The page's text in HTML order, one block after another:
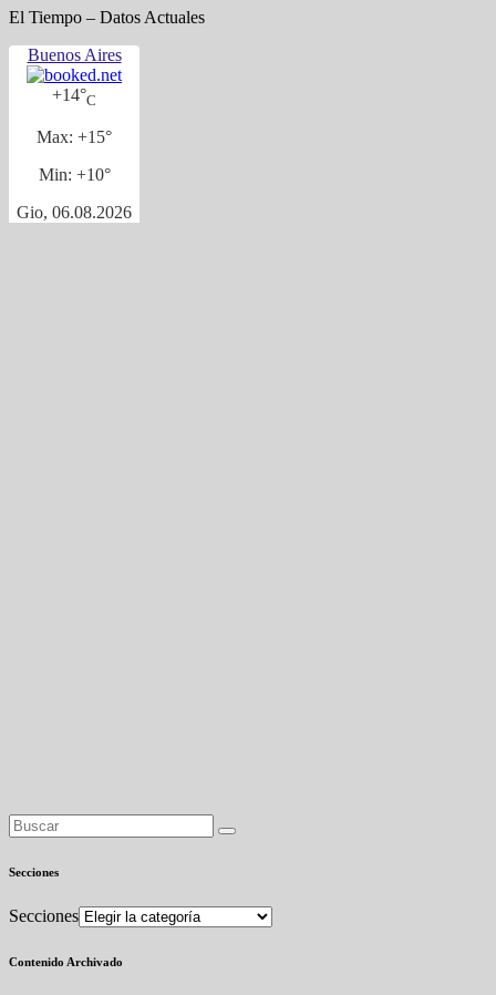
El Tiempo – Datos Actuales
Buenos Aires
+14°C
Max: +15°
Min: +10°
Gio, 06.08.2026
Secciones
Secciones
Contenido Archivado